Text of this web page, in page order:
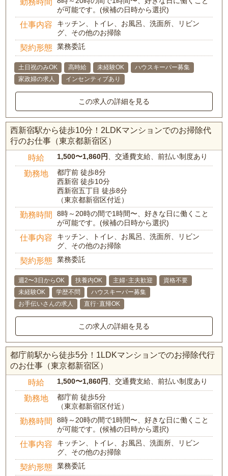
が可能です。(候補の日時から選択)
仕事内容
キッチン、トイレ、お風呂、洗面所、リビン
グ、その他のお掃除
契約形態 業務委託
土日祝のみOK 高時給 未経験OK
ハウスキーパー募集
家政婦の求人
インセンティブあり
この求人の詳細を見る
西新宿駅から徒歩10分！2LDKマンションでのお掃除代
行のお仕事（東京都新宿区）
時給 1,500〜1,860円、交通費支給、前払い制度あり
勤務地
都庁前 徒歩8分
西新宿 徒歩10分
西新宿五丁目 徒歩8分
（東京都新宿区付近）
勤務時間
8時～20時の間で1時間〜、好きな日に働くこと
が可能です。(候補の日時から選択)
仕事内容
キッチン、トイレ、お風呂、洗面所、リビン
グ、その他のお掃除
契約形態 業務委託
週2〜3日からOK 扶養内OK 主婦･主夫歓迎
資格不要
未経験OK
学歴不問
ハウスキーパー募集
お手伝いさんの求人
直行･直帰OK
この求人の詳細を見る
都庁前駅から徒歩5分！1LDKマンションでのお掃除代行
のお仕事（東京都新宿区）
時給 1,500〜1,860円、交通費支給、前払い制度あり
勤務地
都庁前 徒歩5分
（東京都新宿区付近）
勤務時間
8時～20時の間で1時間〜、好きな日に働くこと
が可能です。(候補の日時から選択)
仕事内容
キッチン、トイレ、お風呂、洗面所、リビン
グ、その他のお掃除
契約形態 業務委託